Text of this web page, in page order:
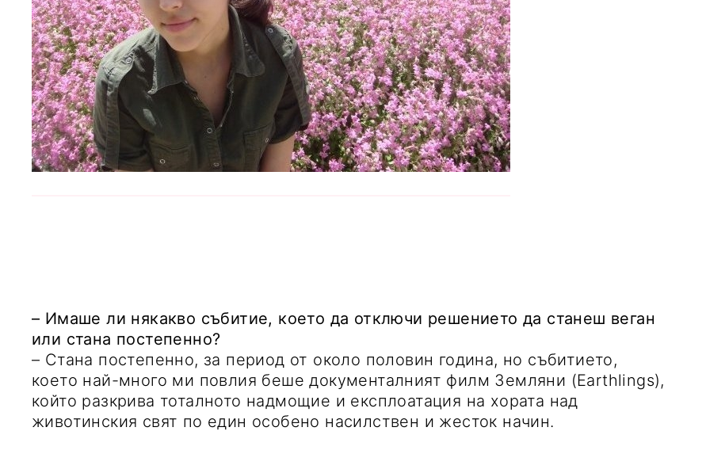
– Имаше ли някакво събитие, което да отключи решението да станеш веган
или стана постепенно?
– Стана постепенно, за период от около половин година, но събитието,
което най-много ми повлия беше документалният филм Земляни (Earthlings),
който разкрива тоталното надмощие и експлоатация на хората над
животинския свят по един особено насилствен и жесток начин.